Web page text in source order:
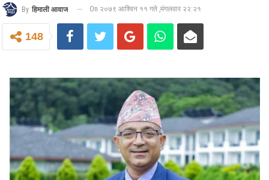
By हिमाली आवाज On २०७९ आश्विन ११ गते ,मंगलवार २२:२१
148